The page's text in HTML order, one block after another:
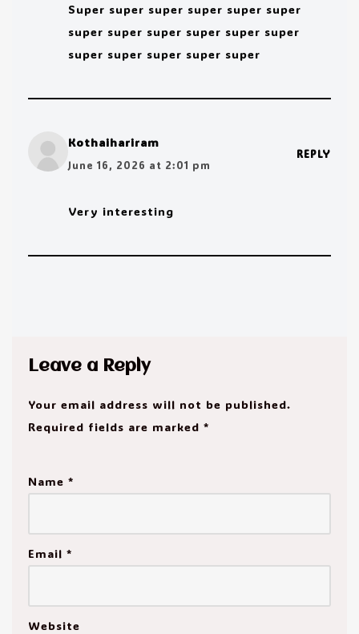
Super super super super super super
super super super super super super
super super super super super
Kothaihariram
June 16, 2026 at 2:01 pm
REPLY
Very interesting
Leave a Reply
Your email address will not be published.
Required fields are marked *
Name *
Email *
Website